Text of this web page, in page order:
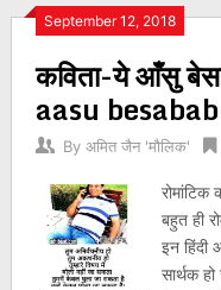
September 12, 2018
कविता-ये आँसु
aasu
By अमित जैन 'मौलिक'
बहुत ही
इन हिंदी
सार्थक
Posts
navigation